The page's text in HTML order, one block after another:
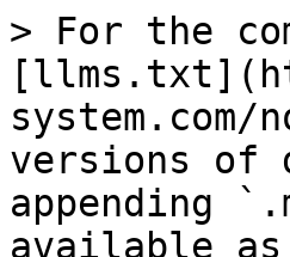
> For the
system.com/
versions of
appending
available as